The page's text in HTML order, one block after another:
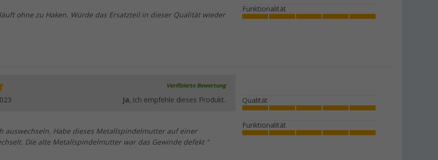
ohne zu Haken. Würde das Ersatzteil in dieser Qualität wieder
Funktionalität
Verifizierte Bewertung
Ja, ich empfehle dieses Produkt.
auswechseln. Habe dieses Metallspindelmutter auf einer
Die alte Metallspindelmutter war das Gewinde defekt "
Qualität
Funktionalität